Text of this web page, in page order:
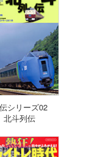
シリーズ02
北斗列伝